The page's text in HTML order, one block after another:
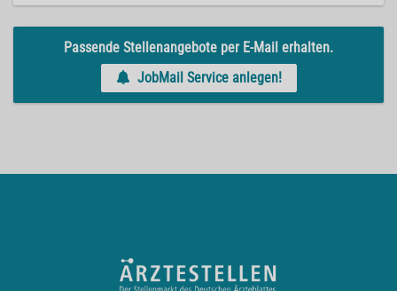
Passende Stellenangebote per E-Mail erhalten.
JobMail Service anlegen!